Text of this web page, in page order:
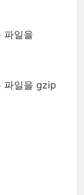
파일을
파일을 gzip